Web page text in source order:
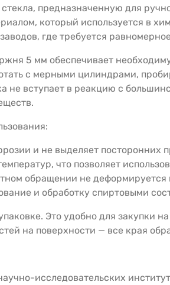
предназначенную для
который используется в
где требуется
5 мм обеспечивает
с мерными цилиндрами,
не вступает в реакцию с
и не выделяет посторонних
что позволяет
обращении не деформируется
и обработку спиртовыми
Это удобно для закупки
на поверхности — все края
исследовательских